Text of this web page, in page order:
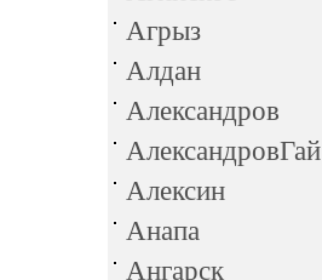
Агрыз
Алдан
Александров
АлександровГай
Алексин
Анапа
Ангарск